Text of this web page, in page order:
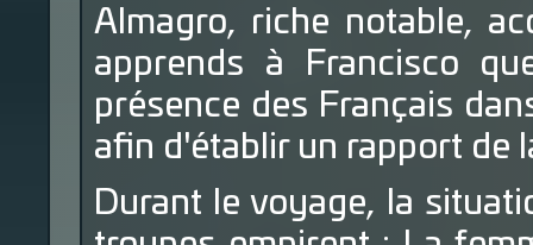
Almagro, riche notable,
apprends à Francisco
présence des Français
afin d'établir un rapport de
Durant le voyage, la